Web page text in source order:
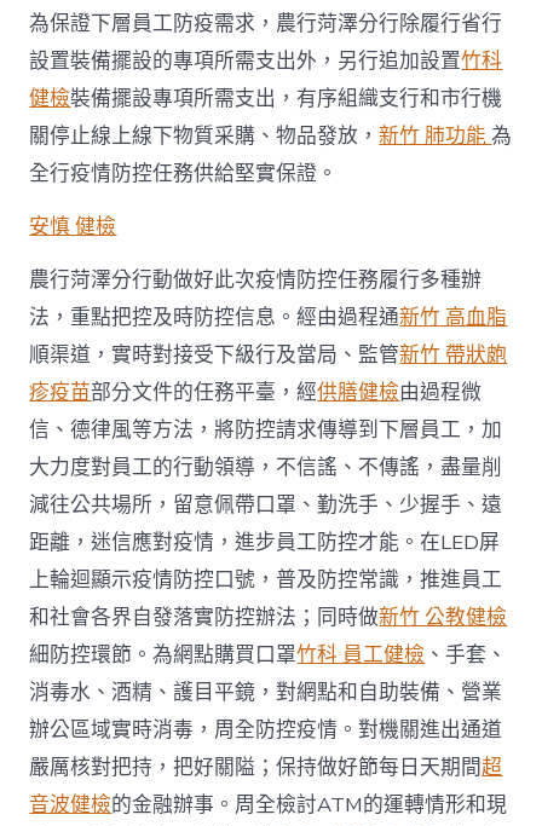
為保證下層員工防疫需求，農行菏澤分行除履行省行
設置裝備擺設的專項所需支出外，另行追加設置竹科
健檢裝備擺設專項所需支出，有序組織支行和市行機
關停止線上線下物質采購、物品發放，新竹 肺功能為
全行疫情防控任務供給堅實保證。
安慎 健檢
農行菏澤分行動做好此次疫情防控任務履行多種辦
法，重點把控及時防控信息。經由過程通新竹 高血脂
順渠道，實時對接受下級行及當局、監管新竹 帶狀皰
疹疫苗部分文件的任務平臺，經供膳健檢由過程微
信、德律風等方法，將防控請求傳導到下層員工，加
大力度對員工的行動領導，不信謠、不傳謠，盡量削
減往公共場所，留意佩帶口罩、勤洗手、少握手、遠
距離，迷信應對疫情，進步員工防控才能。在LED屏
上輪迴顯示疫情防控口號，普及防控常識，推進員工
和社會各界自發落實防控辦法；同時做新竹 公教健檢
細防控環節。為網點購買口罩竹科 員工健檢 、手套、
消毒水、酒精、護目平鏡，對網點和自助裝備、營業
辦公區域實時消毒，周全防控疫情。對機關進出通道
嚴厲核對把持，把好關隘；保持做好節每日天期間超
音波健檢的金融辦事。周全檢討ATM的運轉情形和現